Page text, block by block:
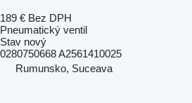
189 € Bez DPH
Pneumatický ventil
Stav nový
0280750668 A2561410025
Rumunsko, Suceava